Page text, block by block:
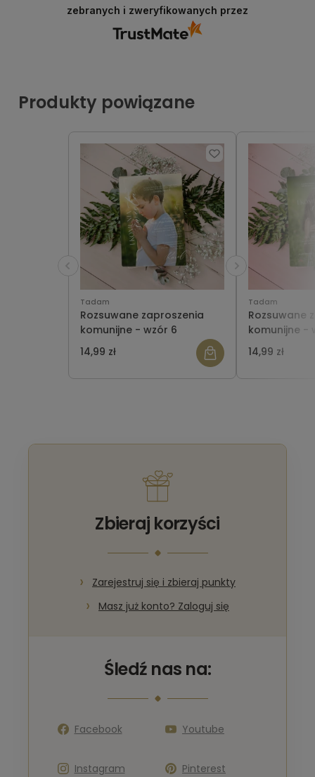
zebranych i zweryfikowanych przez
Produkty powiązane
Tadam
Rozsuwane zaproszenia
komunijne - wzór 6
14,99 zł
Tadam
Rozsuwane
komunijne -
14,99 zł
Zbieraj korzyści
Zarejestruj się i zbieraj punkty
Masz już konto? Zaloguj się
Śledź nas na:
Facebook Youtube
Instagram Pinterest